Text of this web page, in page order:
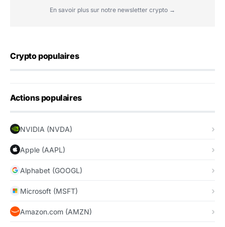
En savoir plus sur notre newsletter crypto →
Crypto populaires
Actions populaires
NVIDIA (NVDA)
Apple (AAPL)
Alphabet (GOOGL)
Microsoft (MSFT)
Amazon.com (AMZN)